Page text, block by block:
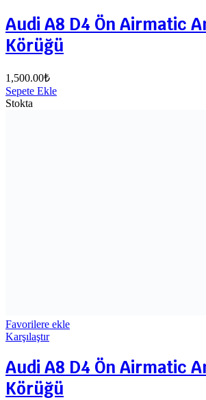
Audi A8 D4 Ön Airmatic
Körüğü
1,500.00₺
Sepete Ekle
Stokta
Favorilere ekle
Karşılaştır
Audi A8 D4 Ön Airmatic
Körüğü